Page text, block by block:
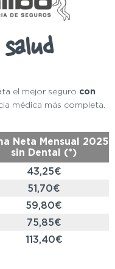
el mejor seguro con
médica más completa.
Neta Mensual 2025
sin Dental (*)
43,25€
51,70€
59,80€
75,85€
113,40€